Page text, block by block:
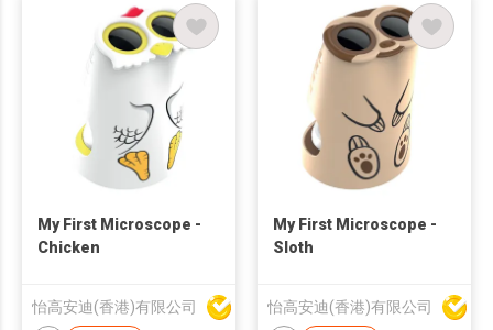
My First Microscope -
Chicken
怡高安迪(香港)有限公司
My First Microscope -
Sloth
怡高安迪(香港)有限公司